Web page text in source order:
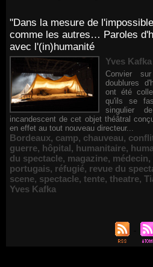
"Dans la mesure de
comme les autres… Paroles
avec l'(in)humanité
Yves
Convier
doublures
ont été
qu'ils se
singulier
incandescent de cet objet théâtral
en effet au tout nouveau directeur...
Bordeaux, camp, chauveau,
guerre, hôpital, humanitaire,
du spectacle, magazine, médecin,
portugais, réfugié, revue du
scene, spectacle, tente, theatre,
Yves Kafka